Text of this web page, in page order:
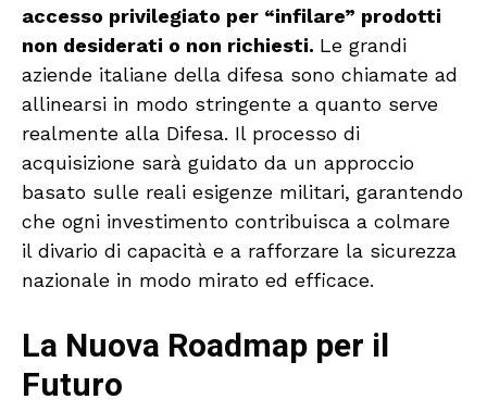
accesso privilegiato per “infilare” prodotti
non desiderati o non richiesti. Le grandi
aziende italiane della difesa sono chiamate ad
allinearsi in modo stringente a quanto serve
realmente alla Difesa. Il processo di
acquisizione sarà guidato da un approccio
basato sulle reali esigenze militari, garantendo
che ogni investimento contribuisca a colmare
il divario di capacità e a rafforzare la sicurezza
nazionale in modo mirato ed efficace.
La Nuova Roadmap per il
Futuro